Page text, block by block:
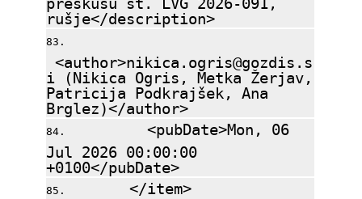
rušje</description>
<author>nikica.ogris@gozdis.s
i (Nikica Ogris, Metka Žerjav,
Patricija Podkrajšek, Ana
Brglez)</author>
<pubDate>Mon, 06
Jul 2026 00:00:00
+0100</pubDate>
</item>